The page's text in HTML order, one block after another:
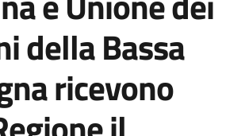
della Bassa
ricevono